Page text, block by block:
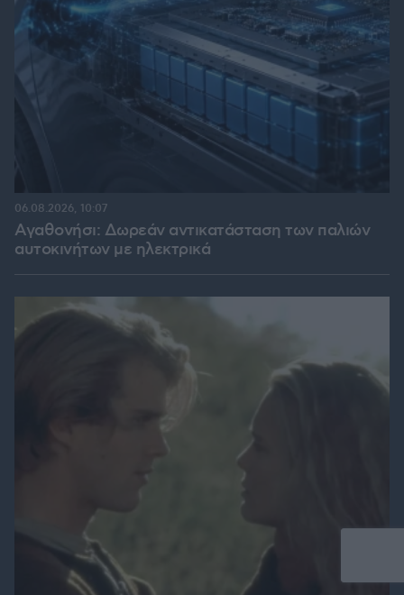
Αγαθονήσι: Δωρεάν αντικατάσταση των παλιών
αυτοκινήτων με ηλεκτρικά
06.08.2026, 10:07